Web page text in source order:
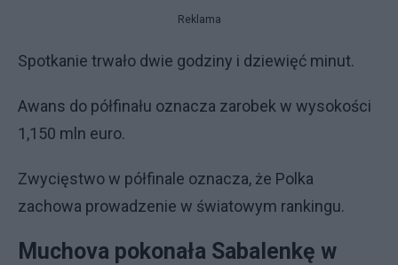
Reklama
Spotkanie trwało dwie godziny i dziewięć minut.
Awans do półfinału oznacza zarobek w wysokości
1,150 mln euro.
Zwycięstwo w półfinale oznacza, że Polka
zachowa prowadzenie w światowym rankingu.
Muchova pokonała Sabalenkę w